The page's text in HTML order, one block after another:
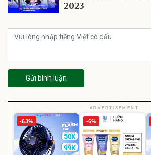
2023
Gửi bình luận
ADVERTISEMENT
-63% -6%